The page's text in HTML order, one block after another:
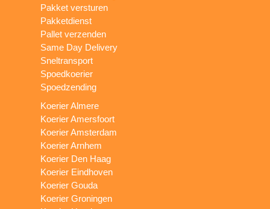
Pakket versturen
Pakketdienst
Pallet verzenden
Same Day Delivery
Sneltransport
Spoedkoerier
Spoedzending
Koerier Almere
Koerier Amersfoort
Koerier Amsterdam
Koerier Arnhem
Koerier Den Haag
Koerier Eindhoven
Koerier Gouda
Koerier Groningen